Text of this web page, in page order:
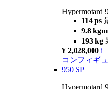
Hypermotard
114 ps
9.8 kgm
193 kg
¥ 2,028,000 i
コンフィギ
950 SP
Hypermotard